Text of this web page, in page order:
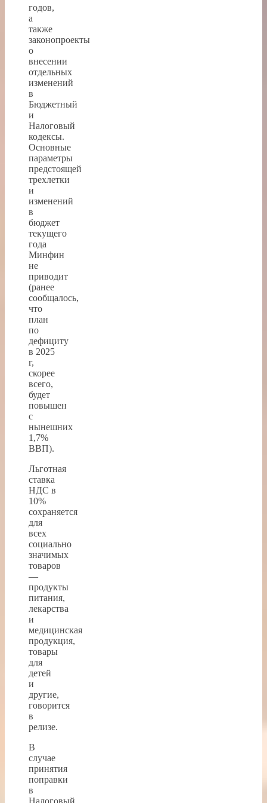
годов,
а
также
законопроекты
о
внесении
отдельных
изменений
в
Бюджетный
и
Налоговый
кодексы.
Основные
параметры
предстоящей
трехлетки
и
изменений
в
бюджет
текущего
года
Минфин
не
приводит
(ранее
сообщалось,
что
план
по
дефициту
в 2025
г,
скорее
всего,
будет
повышен
с
нынешних
1,7%
ВВП).
Льготная
ставка
НДС в
10%
сохраняется
для
всех
социально
значимых
товаров
—
продукты
питания,
лекарства
и
медицинская
продукция,
товары
для
детей
и
другие,
говорится
в
релизе.
В
случае
принятия
поправки
в
Налоговый